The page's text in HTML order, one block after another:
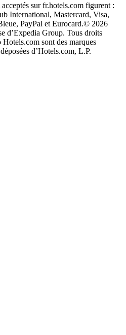
sur fr.hotels.com figurent :
International, Mastercard, Visa,
PayPal et Eurocard.© 2026
d’Expedia Group. Tous droits
sont des marques
d’Hotels.com, L.P.